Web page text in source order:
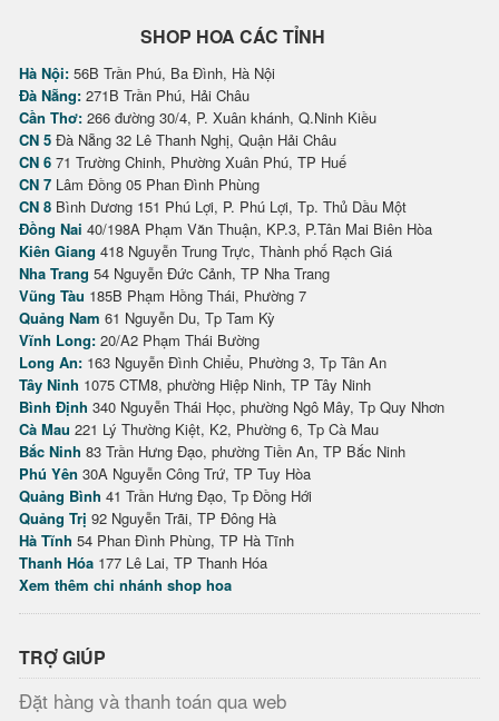
SHOP HOA CÁC TỈNH
Hà Nội: 56B Trần Phú, Ba Đình, Hà Nội
Đà Nẵng: 271B Trần Phú, Hải Châu
Cần Thơ: 266 đường 30/4, P. Xuân khánh, Q.Ninh Kiều
CN 5 Đà Nẵng 32 Lê Thanh Nghị, Quận Hải Châu
CN 6 71 Trường Chinh, Phường Xuân Phú, TP Huế
CN 7 Lâm Đồng 05 Phan Đình Phùng
CN 8 Bình Dương 151 Phú Lợi, P. Phú Lợi, Tp. Thủ Dầu Một
Đồng Nai 40/198A Phạm Văn Thuận, KP.3, P.Tân Mai Biên Hòa
Kiên Giang 418 Nguyễn Trung Trực, Thành phố Rạch Giá
Nha Trang 54 Nguyễn Đức Cảnh, TP Nha Trang
Vũng Tàu 185B Phạm Hồng Thái, Phường 7
Quảng Nam 61 Nguyễn Du, Tp Tam Kỳ
Vĩnh Long: 20/A2 Phạm Thái Bường
Long An: 163 Nguyễn Đình Chiểu, Phường 3, Tp Tân An
Tây Ninh 1075 CTM8, phường Hiệp Ninh, TP Tây Ninh
Bình Định 340 Nguyễn Thái Học, phường Ngô Mây, Tp Quy Nhơn
Cà Mau 221 Lý Thường Kiệt, K2, Phường 6, Tp Cà Mau
Bắc Ninh 83 Trần Hưng Đạo, phường Tiền An, TP Bắc Ninh
Phú Yên 30A Nguyễn Công Trứ, TP Tuy Hòa
Quảng Bình 41 Trần Hưng Đạo, Tp Đồng Hới
Quảng Trị 92 Nguyễn Trãi, TP Đông Hà
Hà Tĩnh 54 Phan Đình Phùng, TP Hà Tĩnh
Thanh Hóa 177 Lê Lai, TP Thanh Hóa
Xem thêm chi nhánh shop hoa
TRỢ GIÚP
Đặt hàng và thanh toán qua web